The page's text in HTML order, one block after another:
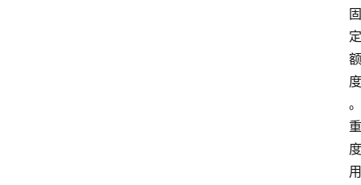
固
定
额
度
。
重
度
用